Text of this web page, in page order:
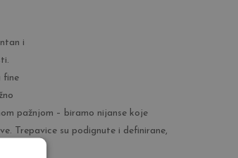
i
fine
pažnjom – biramo nijanse koje
Trepavice su podignute i definirane,